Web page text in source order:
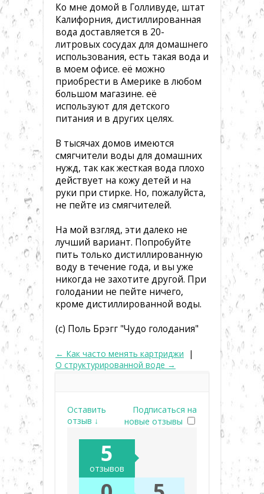
Ко мне домой в Голливуде, штат
Калифорния, дистиллированная
вода доставляется в 20-
литровых сосудах для домашнего
использования, есть такая вода и
в моем офисе. её можно
приобрести в Америке в любом
большом магазине. её
используют для детского
питания и в других целях.
В тысячах домов имеются
смягчители воды для домашних
нужд, так как жесткая вода плохо
действует на кожу детей и на
руки при стирке. Но, пожалуйста,
не пейте из смягчителей.
На мой взгляд, эти далеко не
лучший вариант. Попробуйте
пить только дистиллированную
воду в течение года, и вы уже
никогда не захотите другой. При
голодании не пейте ничего,
кроме дистиллированной воды.
(с) Поль Брэгг "Чудо голодания"
← Как часто менять картриджи |
О структурированной воде →
Подписаться на
новые отзывы
Оставить
отзыв ↓
5
отзывов